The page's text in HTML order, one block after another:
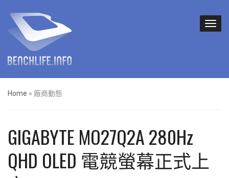
Home » 廠商動態
GIGABYTE MO27Q2A 280Hz
QHD OLED 電競螢幕正式上